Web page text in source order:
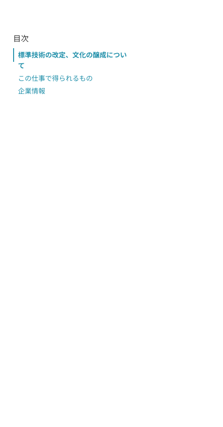
目次
標準技術の改定、文化の醸成につい
て
この仕事で得られるもの
企業情報